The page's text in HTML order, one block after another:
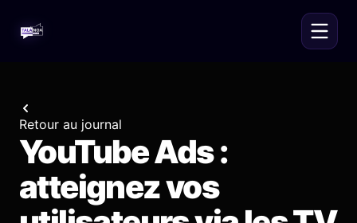
Retour au journal
YouTube Ads :
atteignez vos